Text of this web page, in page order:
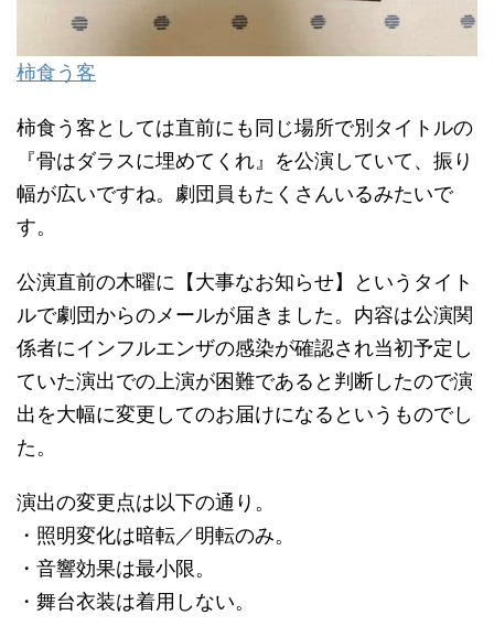
柿食う客
柿食う客としては直前にも同じ場所で別タイトルの
『骨はダラスに埋めてくれ』を公演していて、振り
幅が広いですね。劇団員もたくさんいるみたいで
す。
公演直前の木曜に【大事なお知らせ】というタイト
ルで劇団からのメールが届きました。内容は公演関
係者にインフルエンザの感染が確認され当初予定し
ていた演出での上演が困難であると判断したので演
出を大幅に変更してのお届けになるというものでし
た。
演出の変更点は以下の通り。
・照明変化は暗転／明転のみ。
・音響効果は最小限。
・舞台衣装は着用しない。